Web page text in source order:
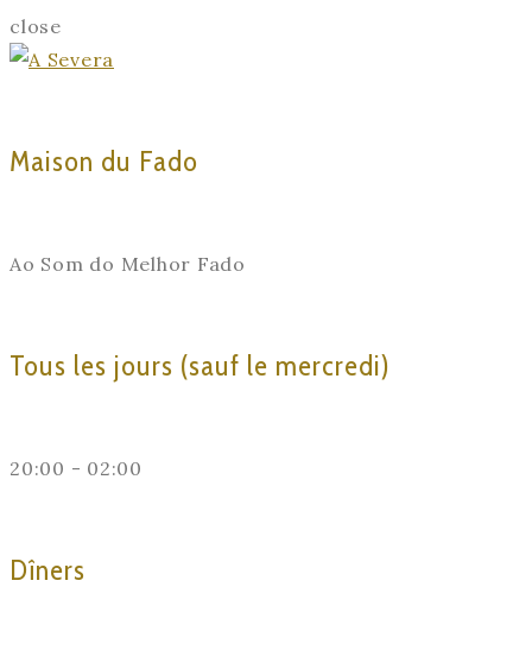
close
Maison du Fado
Ao Som do Melhor Fado
Tous les jours (sauf le mercredi)
20:00 - 02:00
Dîners